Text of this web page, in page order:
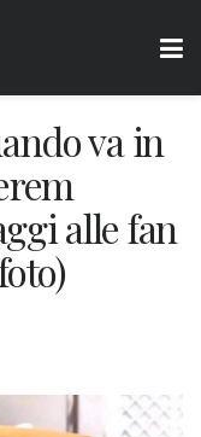
va in
alle fan